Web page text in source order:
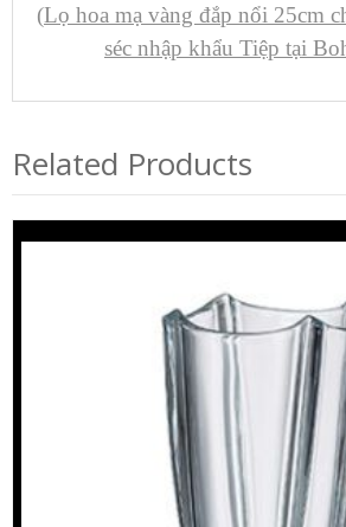
(Lọ hoa mạ vàng đắp nổi 25cm
séc nhập khẩu Tiệp tại
Related Products